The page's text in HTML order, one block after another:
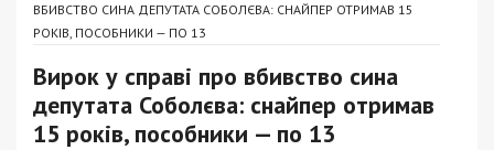
ВБИВСТВО СИНА ДЕПУТАТА СОБОЛЄВА: СНАЙПЕР ОТРИМАВ 15
РОКІВ, ПОСОБНИКИ — ПО 13
Вирок у справі про вбивство сина
депутата Соболєва: снайпер отримав
15 років, пособники — по 13